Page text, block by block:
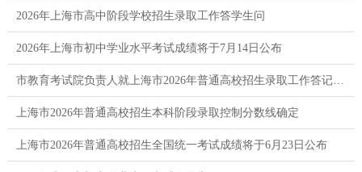
2026年上海市高中阶段学校招生录取工作答学生问
2026年上海市初中学业水平考试成绩将于7月14日公布
市教育考试院负责人就上海市2026年普通高校招生录取工作答记者问
上海市2026年普通高校招生本科阶段录取控制分数线确定
上海市2026年普通高校招生全国统一考试成绩将于6月23日公布